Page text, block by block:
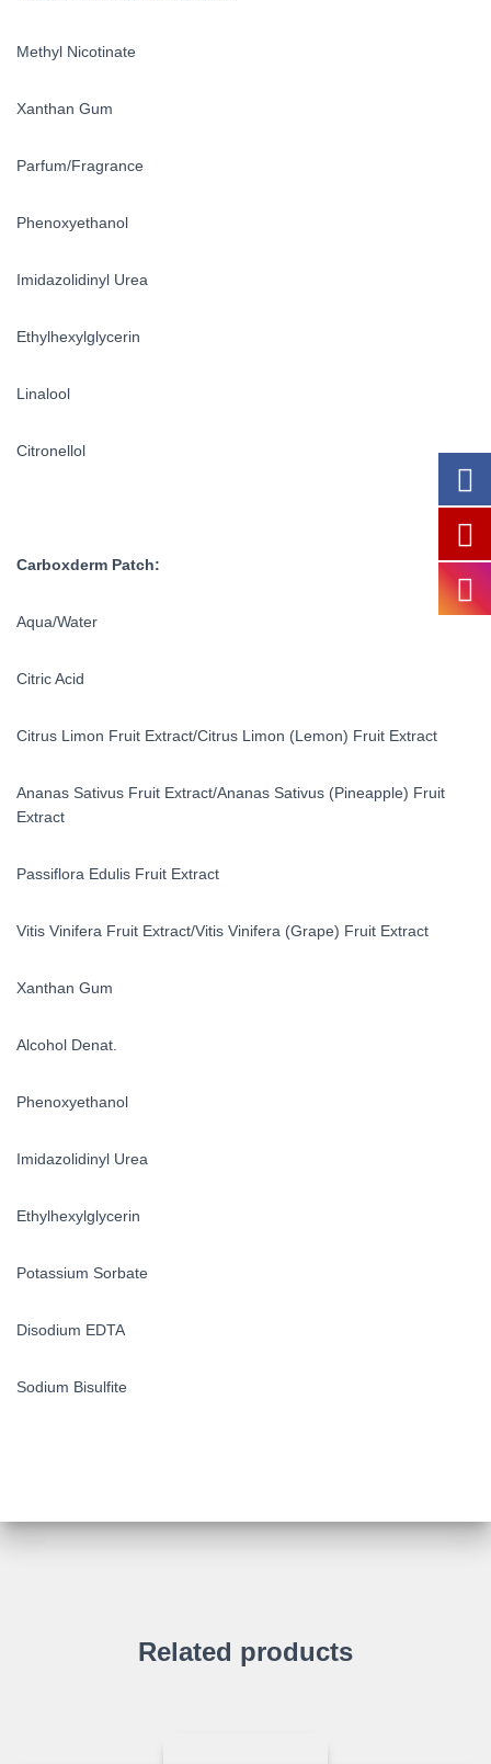
Methyl Nicotinate
Xanthan Gum
Parfum/Fragrance
Phenoxyethanol
Imidazolidinyl Urea
Ethylhexylglycerin
Linalool
Citronellol
Carboxderm Patch:
Aqua/Water
Citric Acid
Citrus Limon Fruit Extract/Citrus Limon (Lemon) Fruit Extract
Ananas Sativus Fruit Extract/Ananas Sativus (Pineapple) Fruit
Extract
Passiflora Edulis Fruit Extract
Vitis Vinifera Fruit Extract/Vitis Vinifera (Grape) Fruit Extract
Xanthan Gum
Alcohol Denat.
Phenoxyethanol
Imidazolidinyl Urea
Ethylhexylglycerin
Potassium Sorbate
Disodium EDTA
Sodium Bisulfite
Related products